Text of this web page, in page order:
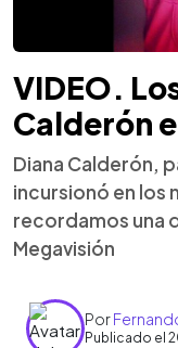
VIDEO.
Calderón
Diana Calderón,
incursionó en los
recordamos una
Megavisión
Por
Publicado el